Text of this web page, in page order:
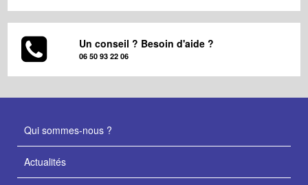
Un conseil ? Besoin d'aide ?
06 50 93 22 06
Qui sommes-nous ?
Actualités